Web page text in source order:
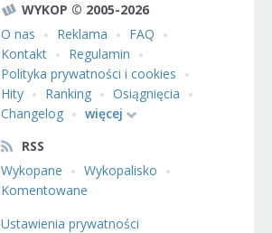
WYKOP © 2005-2026
O nas
Reklama
FAQ
Kontakt
Regulamin
Polityka prywatności i cookies
Hity
Ranking
Osiągnięcia
Changelog
więcej
RSS
Wykopane
Wykopalisko
Komentowane
Ustawienia prywatności